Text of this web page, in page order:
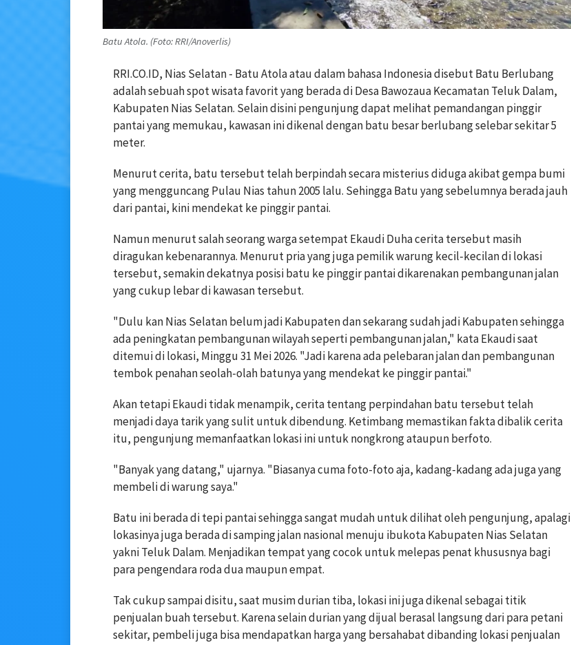
Batu Atola. (Foto: RRI/Anoverlis)
RRI.CO.ID, Nias Selatan - Batu Atola atau dalam bahasa Indonesia disebut Batu Berlubang
adalah sebuah spot wisata favorit yang berada di Desa Bawozaua Kecamatan Teluk Dalam,
Kabupaten Nias Selatan. Selain disini pengunjung dapat melihat pemandangan pinggir
pantai yang memukau, kawasan ini dikenal dengan batu besar berlubang selebar sekitar 5
meter.
Menurut cerita, batu tersebut telah berpindah secara misterius diduga akibat gempa bumi
yang mengguncang Pulau Nias tahun 2005 lalu. Sehingga Batu yang sebelumnya berada jauh
dari pantai, kini mendekat ke pinggir pantai.
Namun menurut salah seorang warga setempat Ekaudi Duha cerita tersebut masih
diragukan kebenarannya. Menurut pria yang juga pemilik warung kecil-kecilan di lokasi
tersebut, semakin dekatnya posisi batu ke pinggir pantai dikarenakan pembangunan jalan
yang cukup lebar di kawasan tersebut.
"Dulu kan Nias Selatan belum jadi Kabupaten dan sekarang sudah jadi Kabupaten sehingga
ada peningkatan pembangunan wilayah seperti pembangunan jalan," kata Ekaudi saat
ditemui di lokasi, Minggu 31 Mei 2026. "Jadi karena ada pelebaran jalan dan pembangunan
tembok penahan seolah-olah batunya yang mendekat ke pinggir pantai."
Akan tetapi Ekaudi tidak menampik, cerita tentang perpindahan batu tersebut telah
menjadi daya tarik yang sulit untuk dibendung. Ketimbang memastikan fakta dibalik cerita
itu, pengunjung memanfaatkan lokasi ini untuk nongkrong ataupun berfoto.
"Banyak yang datang," ujarnya. "Biasanya cuma foto-foto aja, kadang-kadang ada juga yang
membeli di warung saya."
Batu ini berada di tepi pantai sehingga sangat mudah untuk dilihat oleh pengunjung, apalagi
lokasinya juga berada di samping jalan nasional menuju ibukota Kabupaten Nias Selatan
yakni Teluk Dalam. Menjadikan tempat yang cocok untuk melepas penat khususnya bagi
para pengendara roda dua maupun empat.
Tak cukup sampai disitu, saat musim durian tiba, lokasi ini juga dikenal sebagai titik
penjualan buah tersebut. Karena selain durian yang dijual berasal langsung dari para petani
sekitar, pembeli juga bisa mendapatkan harga yang bersahabat dibanding lokasi penjualan